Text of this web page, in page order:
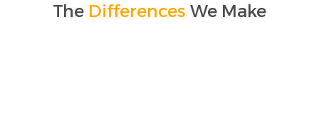
The Differences We Make